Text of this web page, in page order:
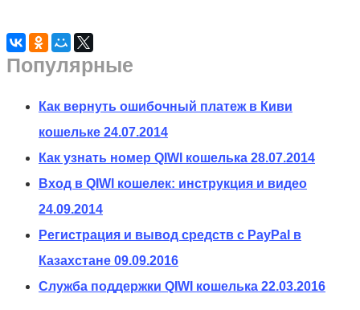
Популярные
Как вернуть ошибочный платеж в Киви
кошельке 24.07.2014
Как узнать номер QIWI кошелька 28.07.2014
Вход в QIWI кошелек: инструкция и видео
24.09.2014
Регистрация и вывод средств с PayPal в
Казахстане 09.09.2016
Служба поддержки QIWI кошелька 22.03.2016